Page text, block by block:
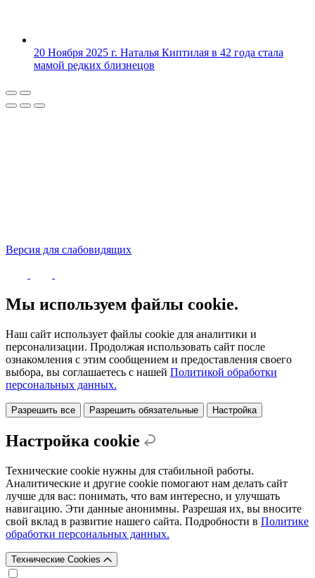
20 Ноября 2025 г. Наталья Киптилая в 42 года стала
мамой редких близнецов
Версия для слабовидящих
Мы используем файлы cookie.
Наш сайт использует файлы cookie для аналитики и
персонализации. Продолжая использовать сайт после
ознакомления с этим сообщением и предоставления своего
выбора, вы соглашаетесь с нашей Политикой обработки
персональных данных.
Разрешить все Разрешить обязательные Настройка
Настройка cookie
Технические cookie нужны для стабильной работы.
Аналитические и другие cookie помогают нам делать сайт
лучше для вас: понимать, что вам интересно, и улучшать
навигацию. Эти данные анонимны. Разрешая их, вы вносите
свой вклад в развитие нашего сайта. Подробности в Политике
обработки персональных данных.
Технические Cookies